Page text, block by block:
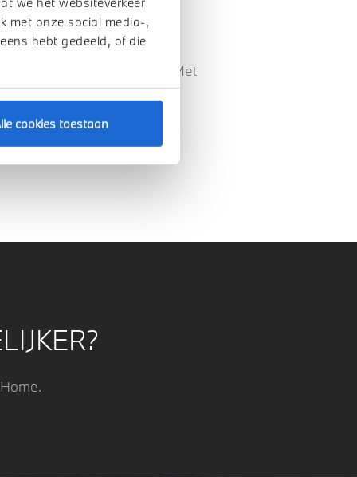
met onze social media-,
hebt gedeeld, of die
cookies toestaan
die u gewend bent. Met
en als u nog meer